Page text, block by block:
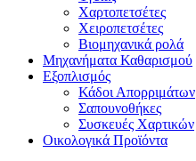
Χαρτοπετσέτες
Χειροπετσέτες
Βιομηχανικά ρολά
Μηχανήματα Καθαρισμού
Εξοπλισμός
Κάδοι Απορριμάτων
Σαπουνοθήκες
Συσκευές Χαρτικών
Οικολογικά Προϊόντα